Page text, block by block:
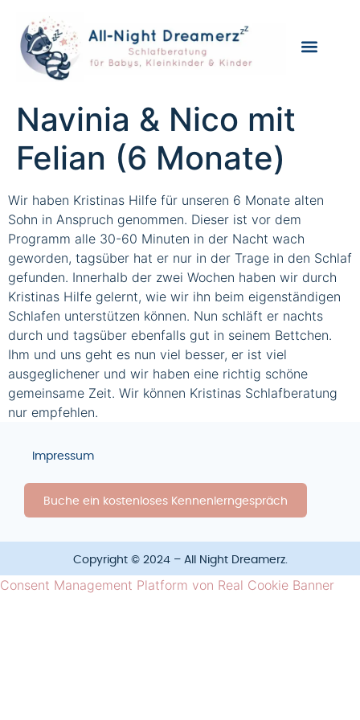
Navinia & Nico mit
Felian (6 Monate)
Wir haben Kristinas Hilfe für unseren 6 Monate alten
Sohn in Anspruch genommen. Dieser ist vor dem
Programm alle 30-60 Minuten in der Nacht wach
geworden, tagsüber hat er nur in der Trage in den Schlaf
gefunden. Innerhalb der zwei Wochen haben wir durch
Kristinas Hilfe gelernt, wie wir ihn beim eigenständigen
Schlafen unterstützen können. Nun schläft er nachts
durch und tagsüber ebenfalls gut in seinem Bettchen.
Ihm und uns geht es nun viel besser, er ist viel
ausgeglichener und wir haben eine richtig schöne
gemeinsame Zeit. Wir können Kristinas Schlafberatung
nur empfehlen.
Impressum
Buche ein kostenloses Kennenlerngespräch
Copyright © 2024 – All Night Dreamerz.
Consent Management Platform von Real Cookie Banner